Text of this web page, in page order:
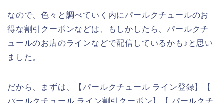
なので、色々と調べていく内にパールクチュールのお
得な割引クーポンなどは、もしかしたら、パールクチ
ュールのお店のラインなどで配信しているかも♪と思い
ました。
だから、まずは、【パールクチュール ライン登録】【
パールクチュール ライン割引クーポン】【 パールクチ